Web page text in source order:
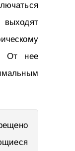
выходят
От нее